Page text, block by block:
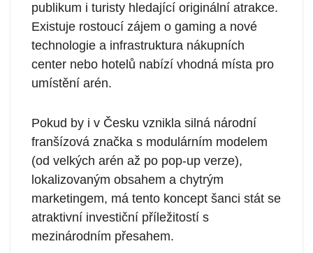
publikum i turisty hledající originální atrakce.
Existuje rostoucí zájem o gaming a nové
technologie a infrastruktura nákupních
center nebo hotelů nabízí vhodná místa pro
umístění arén.
Pokud by i v Česku vznikla silná národní
franšízová značka s modulárním modelem
(od velkých arén až po pop-up verze),
lokalizovaným obsahem a chytrým
marketingem, má tento koncept šanci stát se
atraktivní investiční příležitostí s
mezinárodním přesahem.